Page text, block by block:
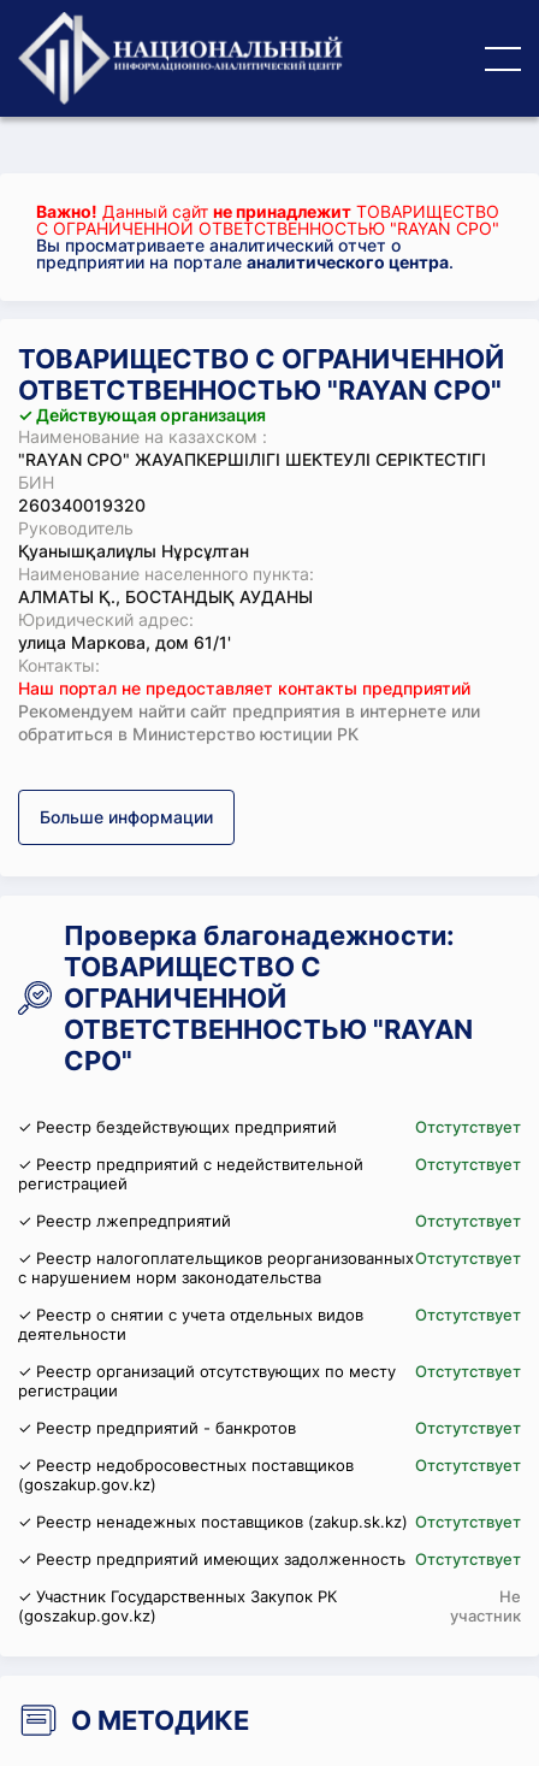
Важно! Данный сайт не принадлежит ТОВАРИЩЕСТВО
С ОГРАНИЧЕННОЙ ОТВЕТСТВЕННОСТЬЮ "RAYAN CPO"
Вы просматриваете аналитический отчет о
предприятии на портале аналитического центра.
ТОВАРИЩЕСТВО С ОГРАНИЧЕННОЙ
ОТВЕТСТВЕННОСТЬЮ "RAYAN CPO"
✓ Действующая организация
Наименование на казахском :
"RAYAN CPO" ЖАУАПКЕРШІЛІГІ ШЕКТЕУЛІ СЕРІКТЕСТІГІ
БИН
260340019320
Руководитель
Қуанышқалиұлы Нұрсұлтан
Наименование населенного пункта:
АЛМАТЫ Қ., БОСТАНДЫҚ АУДАНЫ
Юридический адрес:
улица Маркова, дом 61/1'
Koнтaкты:
Наш портал не предоставляет контакты предприятий
Рекомендуем найти сайт предприятия в интернете или
обратиться в Министерство юстиции РК
Больше информации
Проверка благонадежности:
ТОВАРИЩЕСТВО С
ОГРАНИЧЕННОЙ
ОТВЕТСТВЕННОСТЬЮ "RAYAN
CPO"
✓ Реестр бездействующих предприятий
Отстутствует
✓ Реестр предприятий с недействительной
регистрацией
Отстутствует
✓ Реестр лжепредприятий
Отстутствует
✓ Реестр налогоплательщиков реорганизованных
с нарушением норм законодательства
Отстутствует
✓ Реестр о снятии с учета отдельных видов
деятельности
Отстутствует
✓ Реестр организаций отсутствующих по месту
регистрации
Отстутствует
✓ Реестр предприятий - банкротов
Отстутствует
✓ Реестр недобросовестных поставщиков
(goszakup.gov.kz)
Отстутствует
✓ Реестр ненадежных поставщиков (zakup.sk.kz) Отстутствует
✓ Реестр предприятий имеющих задолженность Отстутствует
✓ Участник Государственных Закупок РК
(goszakup.gov.kz)
Не
участник
О МЕТОДИКЕ